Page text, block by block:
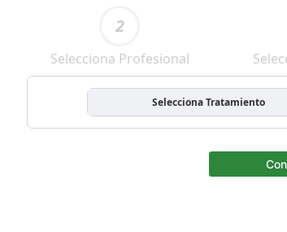
2
Selecciona Profesional
Selecciona Tratamiento